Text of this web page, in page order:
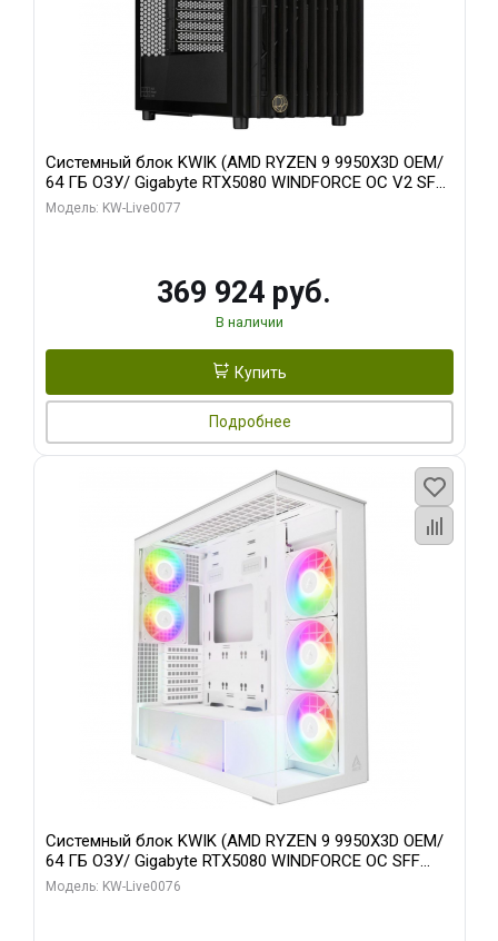
Системный блок KWIK (AMD RYZEN 9 9950X3D OEM/
64 ГБ ОЗУ/ Gigabyte RTX5080 WINDFORCE OC V2 SFF
16GB GDDR7 256b/ 960 ГБ SSD)
Модель: KW-Live0077
369 924 руб.
В наличии
Купить
Подробнее
Системный блок KWIK (AMD RYZEN 9 9950X3D OEM/
64 ГБ ОЗУ/ Gigabyte RTX5080 WINDFORCE OC SFF
16GB GDDR7 256bit / 960 ГБ SSD)
Модель: KW-Live0076